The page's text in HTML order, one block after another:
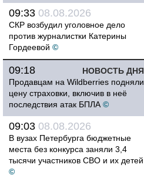
09:33 08.08.2026
СКР возбудил уголовное дело
против журналистки Катерины
Гордеевой ©
НОВОСТЬ ДНЯ
09:18
Продавцам на Wildberries подняли
цену страховки, включив в неё
последствия атак БПЛА ©
09:03 08.08.2026
В вузах Петербурга бюджетные
места без конкурса заняли 3,4
тысячи участников СВО и их детей
©